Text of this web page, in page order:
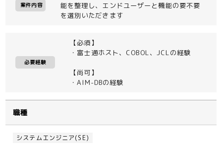
案件内容
能を整理し、エンドユーザーと機能の要不要
を選別いただきます
必要経験
【必須】
・富士通ホスト、COBOL、JCLの経験
【尚可】
・AIM-DBの経験
職種
システムエンジニア(SE)